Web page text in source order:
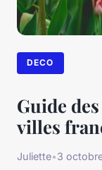
DECO
Guide
villes
Juliette•3